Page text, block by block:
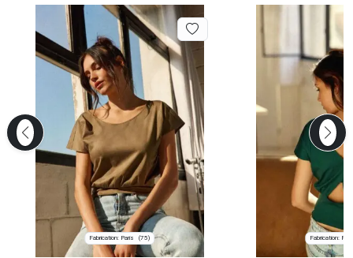
Fabrication: Paris (75) Fabrication: